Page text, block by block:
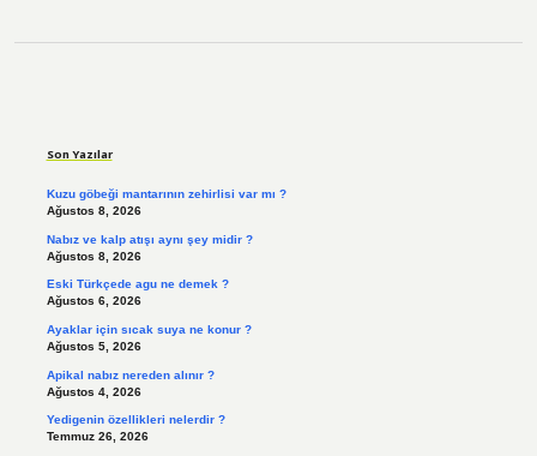
Son Yazılar
Kuzu göbeği mantarının zehirlisi var mı ?
Ağustos 8, 2026
Nabız ve kalp atışı aynı şey midir ?
Ağustos 8, 2026
Eski Türkçede agu ne demek ?
Ağustos 6, 2026
Ayaklar için sıcak suya ne konur ?
Ağustos 5, 2026
Apikal nabız nereden alınır ?
Ağustos 4, 2026
Yedigenin özellikleri nelerdir ?
Temmuz 26, 2026